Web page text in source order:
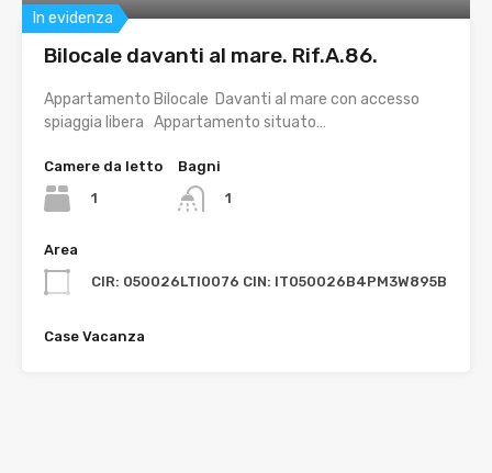
In evidenza
Bilocale davanti al mare. Rif.A.86.
Appartamento Bilocale Davanti al mare con accesso
spiaggia libera Appartamento situato…
Camere da letto
1
Bagni
1
Area
CIR: 050026LTI0076 CIN: IT050026B4PM3W895B
Case Vacanza